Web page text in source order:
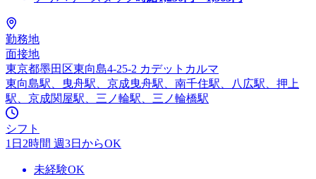
勤務地
面接地
東京都墨田区東向島4-25-2 カデットカルマ
東向島駅、曳舟駅、京成曳舟駅、南千住駅、八広駅、押上
駅、京成関屋駅、三ノ輪駅、三ノ輪橋駅
シフト
1日2時間 週3日からOK
未経験OK